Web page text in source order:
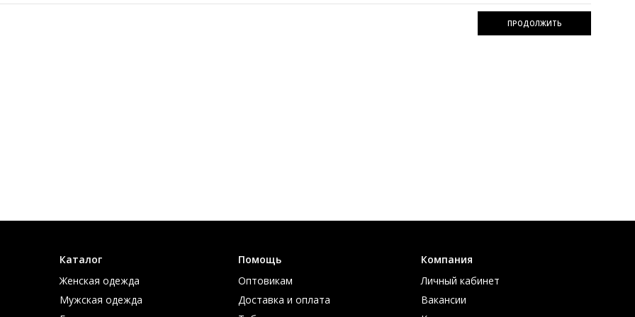
качественный продукт вам предлагают и из чего он сделан. Такая обувь может продержаться до первой слякоти
ПРОДОЛЖИТЬ
Каталог
Женская одежда
Мужская одежда
Помощь
Оптовикам
Доставка и оплата
Компания
Личный кабинет
Вакансии